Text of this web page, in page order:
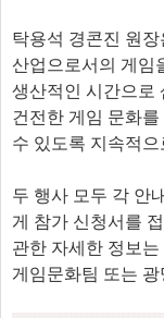
탁용석 경콘진 원
산업으로서의 게임
생산적인 시간으로
건전한 게임 문화
수 있도록 지속적
두 행사 모두 각 안
게 참가 신청서를
관한 자세한 정보
게임문화팀 또는